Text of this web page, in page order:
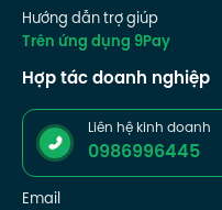
Hướng dẫn trợ giúp
Trên ứng dụng 9Pay
Hợp tác doanh nghiệp
Liên hệ kinh doanh
0986996445
Email